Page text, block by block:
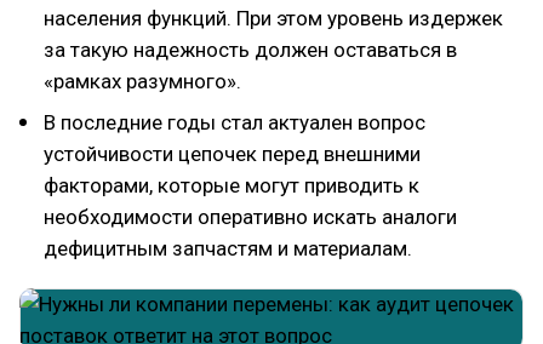
населения функций. При этом уровень издержек
за такую надежность должен оставаться в
«рамках разумного».
В последние годы стал актуален вопрос
устойчивости цепочек перед внешними
факторами, которые могут приводить к
необходимости оперативно искать аналоги
дефицитным запчастям и материалам.